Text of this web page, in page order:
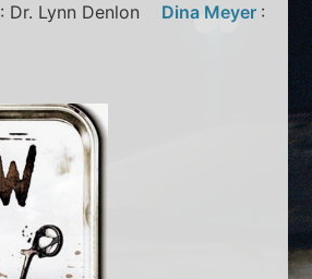
: Dr. Lynn Denlon Dina Meyer :